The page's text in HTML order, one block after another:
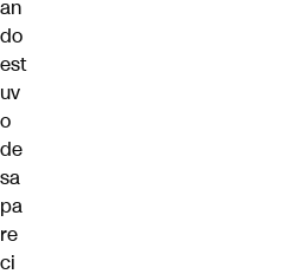
an
do
est
uv
o
de
sa
pa
re
ci